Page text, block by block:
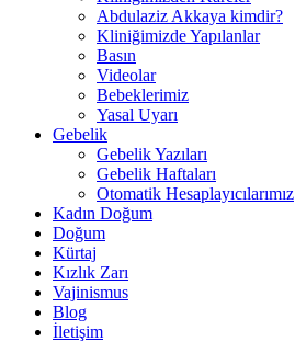
Abdulaziz Akkaya kimdir?
Kliniğimizde Yapılanlar
Basın
Videolar
Bebeklerimiz
Yasal Uyarı
Gebelik
Gebelik Yazıları
Gebelik Haftaları
Otomatik Hesaplayıcılarımız
Kadın Doğum
Doğum
Kürtaj
Kızlık Zarı
Vajinismus
Blog
İletişim